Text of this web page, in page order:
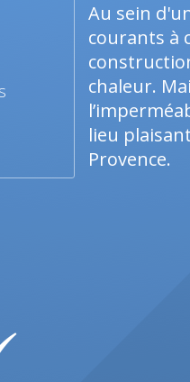
Au sein
courants à
chaleur.
lieu
Provence.